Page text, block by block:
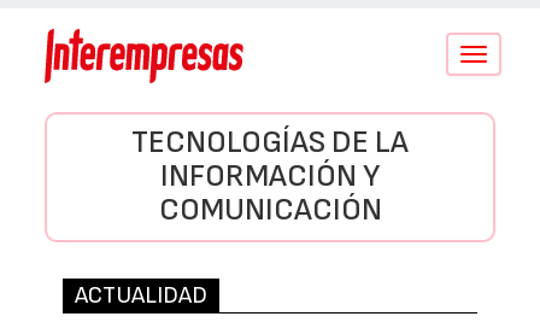
Conmutar
TECNOLOGÍAS DE LA
INFORMACIÓN Y
COMUNICACIÓN
ACTUALIDAD